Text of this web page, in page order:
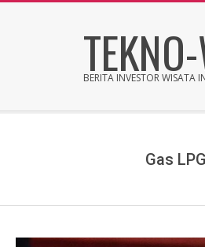
BERITA INVESTOR WISATA
Gas LPG